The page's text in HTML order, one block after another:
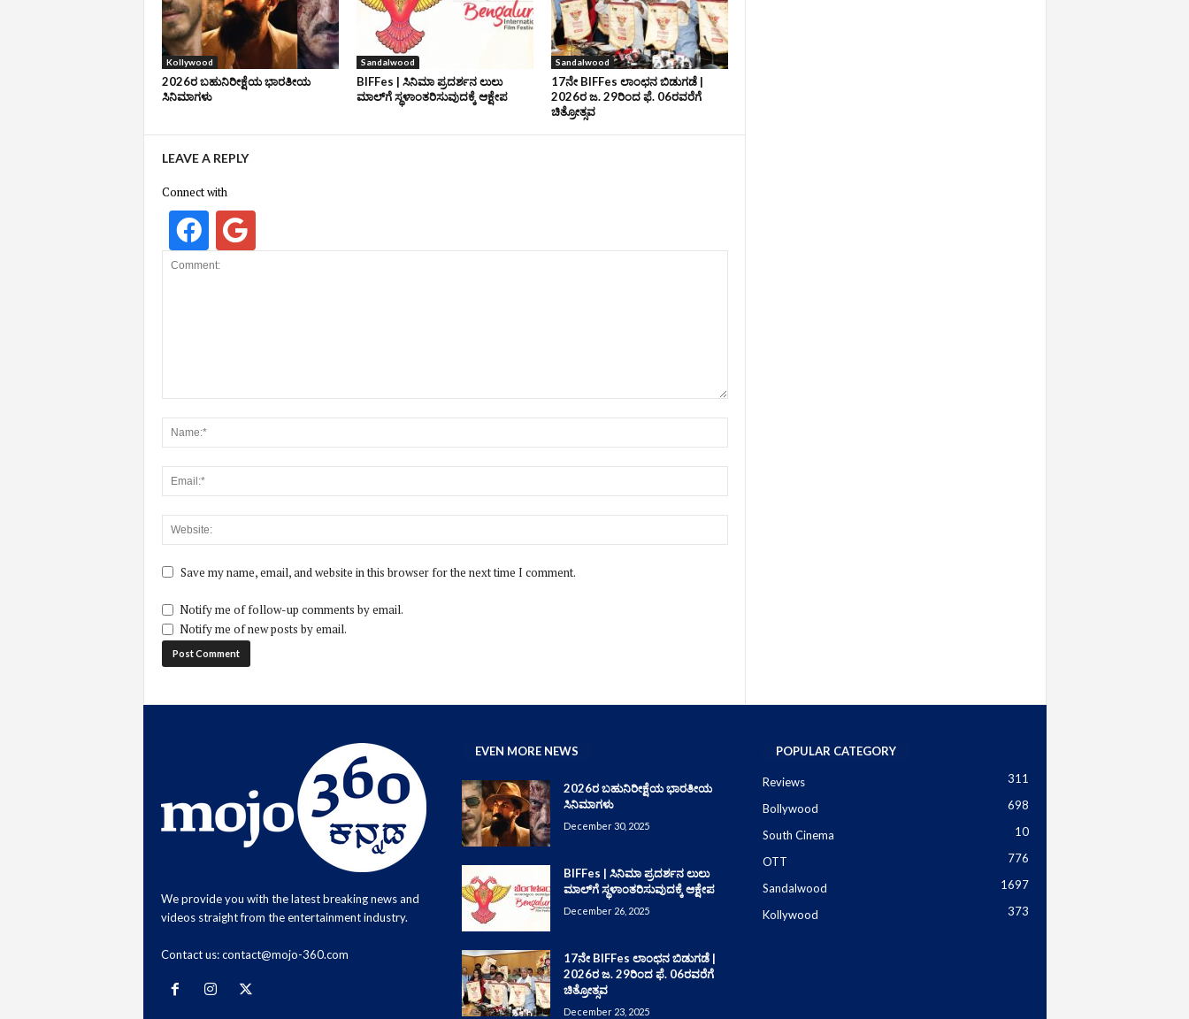
Kollywood
2026ರ ಬಹುನಿರೀಕ್ಷೆಯ ಭಾರತೀಯ
ಸಿನಿಮಾಗಳು
Sandalwood
BIFFes | ಸಿನಿಮಾ ಪ್ರದರ್ಶನ ಲುಲು
ಮಾಲ್‌ಗೆ ಸ್ಥಳಾಂತರಿಸುವುದಕ್ಕೆ ಆಕ್ಷೇಪ
Sandalwood
17ನೇ BIFFes ಲಾಂಛನ ಬಿಡುಗಡೆ |
2026ರ ಜ. 29ರಿಂದ ಫೆ. 06ರವರೆಗೆ
ಚಿತ್ರೋತ್ಸವ
LEAVE A REPLY
Connect with
Save my name, email, and website in this browser for the next time I comment.
Notify me of follow-up comments by email.
Notify me of new posts by email.
We provide you with the latest breaking news and
videos straight from the entertainment industry.
Contact us:contact@mojo-360.com
EVEN MORE NEWS
2026ರ ಬಹುನಿರೀಕ್ಷೆಯ ಭಾರತೀಯ
ಸಿನಿಮಾಗಳು
December 30, 2025
BIFFes | ಸಿನಿಮಾ ಪ್ರದರ್ಶನ ಲುಲು
ಮಾಲ್‌ಗೆ ಸ್ಥಳಾಂತರಿಸುವುದಕ್ಕೆ ಆಕ್ಷೇಪ
December 26, 2025
17ನೇ BIFFes ಲಾಂಛನ ಬಿಡುಗಡೆ |
2026ರ ಜ. 29ರಿಂದ ಫೆ. 06ರವರೆಗೆ
ಚಿತ್ರೋತ್ಸವ
December 23, 2025
POPULAR CATEGORY
Reviews 311
Bollywood 698
South Cinema 10
OTT 776
Sandalwood 1697
Kollywood 373